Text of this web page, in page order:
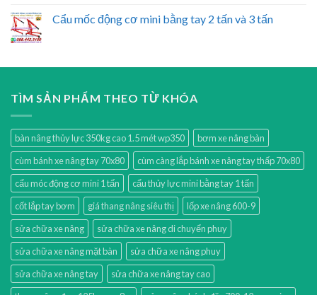
Cẩu mốc động cơ mini bằng tay 2 tấn và 3 tấn
TÌM SẢN PHẨM THEO TỪ KHÓA
bàn nâng thủy lực 350kg cao 1.5 mét wp350
bơm xe nâng bàn
cùm bánh xe nâng tay 70x80
cùm càng lắp bánh xe nâng tay thấp 70x80
cẩu móc động cơ mini 1 tấn
cẩu thủy lực mini bằng tay 1 tấn
cốt lắp tay bơm
giá thang nâng siêu thị
lốp xe nâng 600-9
sửa chữa xe nâng
sửa chữa xe nâng di chuyển phuy
sửa chữa xe nâng mặt bàn
sửa chữa xe nâng phuy
sửa chữa xe nâng tay
sửa chữa xe nâng tay cao